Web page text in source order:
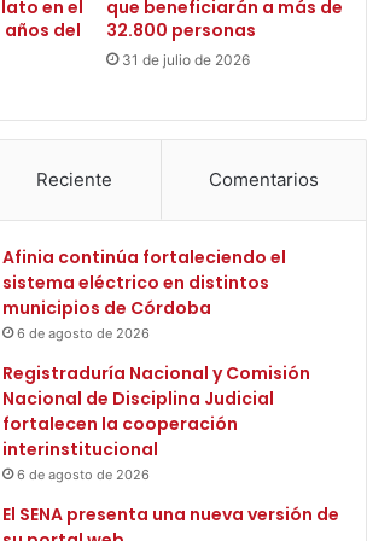
en el
del
que beneficiarán a más de
32.800 personas
31 de julio de 2026
Reciente Comentarios
Afinia continúa fortaleciendo el
sistema eléctrico en distintos
municipios de Córdoba
6 de agosto de 2026
Registraduría Nacional y Comisión
Nacional de Disciplina Judicial
fortalecen la cooperación
interinstitucional
6 de agosto de 2026
El SENA presenta una nueva versión de